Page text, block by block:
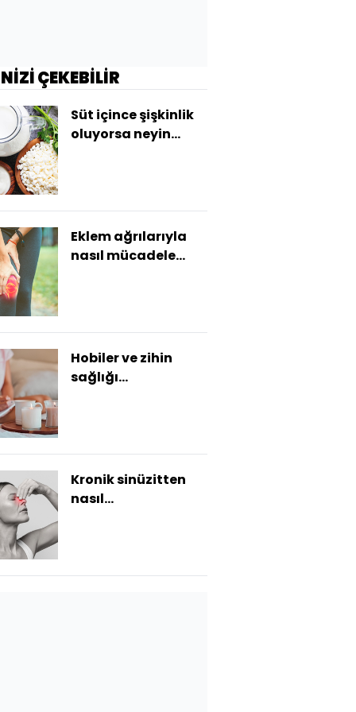
ÇEKEBİLİR
Süt içince şişkinlik
oluyorsa neyin
Eklem ağrılarıyla
nasıl mücadele
Hobiler ve zihin
sağlığı
Kronik sinüzitten
nasıl